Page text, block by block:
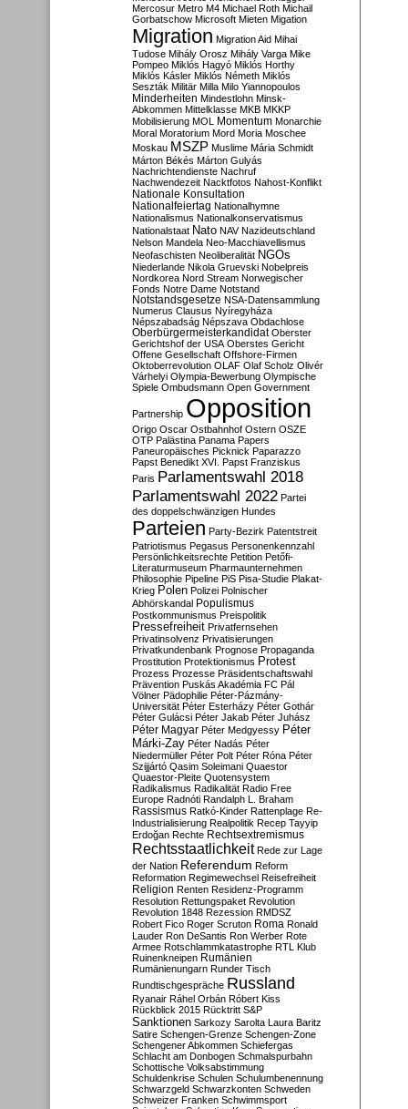
Mercosur Metro M4 Michael Roth Michail
Gorbatschow Microsoft Mieten Migation
Migration Migration Aid Mihai
Tudose Mihály Orosz Mihály Varga Mike
Pompeo Miklós Hagyó Miklós Horthy
Miklós Kásler Miklós Németh Miklós
Seszták Militär Milla Milo Yiannopoulos
Minderheiten Mindestlohn Minsk-
Abkommen Mittelklasse MKB MKKP
Mobilisierung MOL Momentum Monarchie
Moral Moratorium Mord Moria Moschee
Moskau MSZP Muslime Mária Schmidt
Márton Békés Márton Gulyás
Nachrichtendienste Nachruf
Nachwendezeit Nacktfotos Nahost-Konflikt
Nationale Konsultation
Nationalfeiertag Nationalhymne
Nationalismus Nationalkonservatismus
Nationalstaat Nato NAV Nazideutschland
Nelson Mandela Neo-Macchiavellismus
Neofaschisten Neoliberalität NGOs
Niederlande Nikola Gruevski Nobelpreis
Nordkorea Nord Stream Norwegischer
Fonds Notre Dame Notstand
Notstandsgesetze NSA-Datensammlung
Numerus Clausus Nyíregyháza
Népszabadság Népszava Obdachlose
Oberbürgermeisterkandidat Oberster
Gerichtshof der USA Oberstes Gericht
Offene Gesellschaft Offshore-Firmen
Oktoberrevolution OLAF Olaf Scholz Olivér
Várhelyi Olympia-Bewerbung Olympische
Spiele Ombudsmann Open Government
Partnership Opposition
Origo Oscar Ostbahnhof Ostern OSZE
OTP Palästina Panama Papers
Paneuropäisches Picknick Paparazzo
Papst Benedikt XVI. Papst Franziskus
Paris Parlamentswahl 2018
Parlamentswahl 2022 Partei
des doppelschwänzigen Hundes
Parteien Party-Bezirk Patentstreit
Patriotismus Pegasus Personenkennzahl
Persönlichkeitsrechte Petition Petőfi-
Literaturmuseum Pharmaunternehmen
Philosophie Pipeline PiS Pisa-Studie Plakat-
Krieg Polen Polizei Polnischer
Abhörskandal Populismus
Postkommunismus Preispolitik
Pressefreiheit Privatfernsehen
Privatinsolvenz Privatisierungen
Privatkundenbank Prognose Propaganda
Prostitution Protektionismus Protest
Prozess Prozesse Präsidentschaftswahl
Prävention Puskás Akadémia FC Pál
Völner Pädophilie Péter-Pázmány-
Universität Péter Esterházy Péter Gothár
Péter Gulácsi Péter Jakab Péter Juhász
Péter Magyar Péter Medgyessy Péter
Márki-Zay Péter Nadás Péter
Niedermüller Péter Polt Péter Róna Péter
Szijjártó Qasim Soleimani Quaestor
Quaestor-Pleite Quotensystem
Radikalismus Radikalität Radio Free
Europe Radnóti Randalph L. Braham
Rassismus Ratkó-Kinder Rattenplage Re-
Industrialisierung Realpolitik Recep Tayyip
Erdoğan Rechte Rechtsextremismus
Rechtsstaatlichkeit Rede zur Lage
der Nation Referendum Reform
Reformation Regimewechsel Reisefreiheit
Religion Renten Residenz-Programm
Resolution Rettungspaket Revolution
Revolution 1848 Rezession RMDSZ
Robert Fico Roger Scruton Roma Ronald
Lauder Ron DeSantis Ron Werber Rote
Armee Rotschlammkatastrophe RTL Klub
Ruinenkneipen Rumänien
Rumänienungarn Runder Tisch
Rundtischgespräche Russland
Ryanair Ráhel Orbán Róbert Kiss
Rückblick 2015 Rücktritt S&P
Sanktionen Sarkozy Sarolta Laura Baritz
Satire Schengen-Grenze Schengen-Zone
Schengener Abkommen Schiefergas
Schlacht am Donbogen Schmalspurbahn
Schottische Volksabstimmung
Schuldenkrise Schulen Schulumbenennung
Schwarzgeld Schwarzkonten Schweden
Schweizer Franken Schwimmsport